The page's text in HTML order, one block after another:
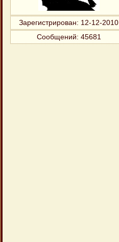
Зарегистрирован: 12-12-2010
Сообщений: 45681